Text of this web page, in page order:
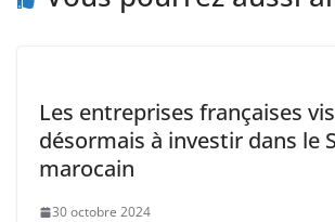
Les entreprises françaises
désormais à investir dans le
marocain
30 octobre 2024